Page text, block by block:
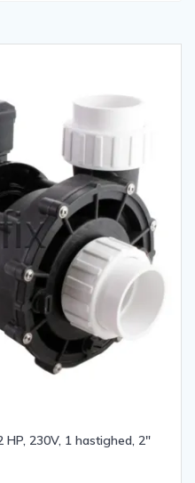
230V, 1 hastighed, 2″